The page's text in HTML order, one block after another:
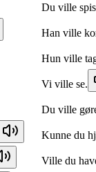
Du ville
Han ville
Hun ville
Vi ville se.
Du ville
Kunne du
Ville du